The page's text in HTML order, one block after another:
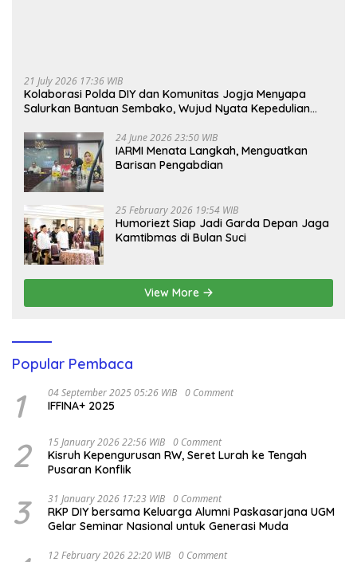
21 July 2026 17:36 WIB
Kolaborasi Polda DIY dan Komunitas Jogja Menyapa
Salurkan Bantuan Sembako, Wujud Nyata Kepedulian
24 June 2026 23:50 WIB
IARMI Menata Langkah, Menguatkan
Barisan Pengabdian
25 February 2026 19:54 WIB
Humoriezt Siap Jadi Garda Depan Jaga
Kamtibmas di Bulan Suci
View More
Popular Pembaca
1 04 September 2025 05:26 WIB 0 Comment
IFFINA+ 2025
2 15 January 2026 22:56 WIB 0 Comment
Kisruh Kepengurusan RW, Seret Lurah ke Tengah
Pusaran Konflik
3 31 January 2026 17:23 WIB 0 Comment
RKP DIY bersama Keluarga Alumni Paskasarjana UGM
Gelar Seminar Nasional untuk Generasi Muda
12 February 2026 22:20 WIB 0 Comment